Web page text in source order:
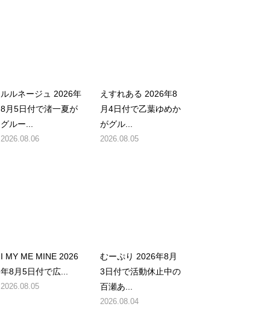
ルルネージュ 2026年
8月5日付で渚一夏が
グルー...
2026.08.06
えすれある 2026年8
月4日付で乙葉ゆめか
がグル...
2026.08.05
I MY ME MINE 2026
年8月5日付で広...
2026.08.05
むーぷり 2026年8月
3日付で活動休止中の
百瀬あ...
2026.08.04